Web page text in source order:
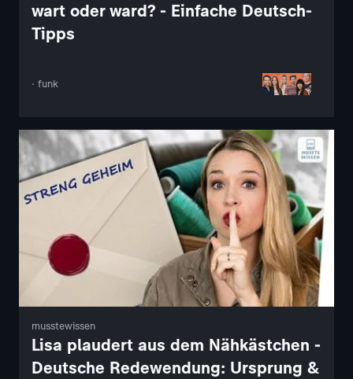
wart oder ward? - Einfache Deutsch-
Tipps
· funk
musstewissen
Lisa plaudert aus dem Nähkästchen -
Deutsche Redewendung: Ursprung &